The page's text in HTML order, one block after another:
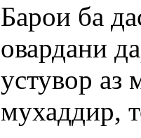
Барои ба
овардани
устувор аз
мухаддир,